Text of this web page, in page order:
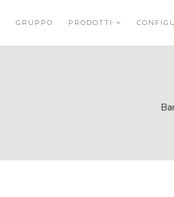
GRUPPO PRODOTTI